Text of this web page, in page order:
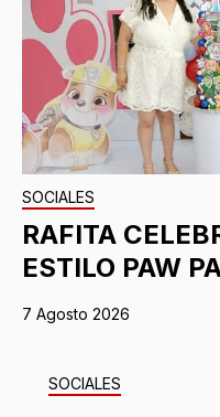
SOCIALES
RAFITA
ESTILO PAW
7 Agosto 2026
SOCIALES